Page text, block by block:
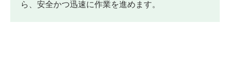
ら、安全かつ迅速に作業を進めます。